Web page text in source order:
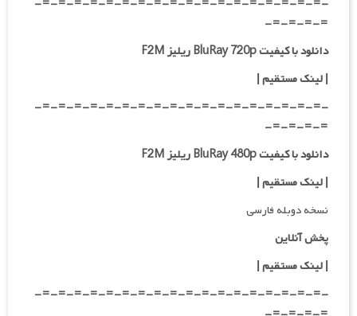
-=-=-=-=-=-=-=-=-=-=-=-=-=-=-=-=-=-=-
=-=-=-=-
دانلود با کیفیت BluRay 720p ریلیز F2M
| لینک مستقیم|
-=-=-=-=-=-=-=-=-=-=-=-=-=-=-=-=-=-=-
=-=-=-=-
دانلود با کیفیت BluRay 480p ریلیز F2M
| لینک مستقیم|
نسخه دوبله فارسی
پخش آنلاین
| لینک مستقیم|
-=-=-=-=-=-=-=-=-=-=-=-=-=-=-=-=-=-=-